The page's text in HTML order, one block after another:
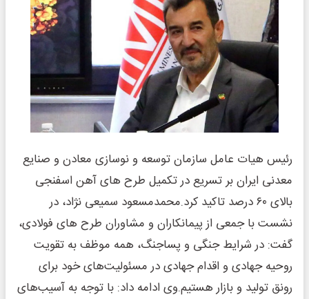
رئیس هیات عامل سازمان توسعه و نوسازی معادن و صنایع
معدنی ایران بر تسریع در تکمیل طرح های آهن اسفنجی
بالای ۶۰ درصد تاکید کرد.محمدمسعود سمیعی نژاد، در
نشست با جمعی از پیمانکاران و مشاوران طرح های فولادی،
گفت: در شرایط جنگی و پساجنگ، همه موظف به تقویت
روحیه جهادی و اقدام جهادی در مسئولیت‌های خود برای
رونق تولید و بازار هستیم.وی ادامه داد: با توجه به آسیب‌های